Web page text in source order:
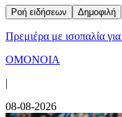
Ροή ειδήσεων Δημοφιλή
Πρεμιέρα με ισοπαλία
ΟΜΟΝΟΙΑ
|
08-08-2026